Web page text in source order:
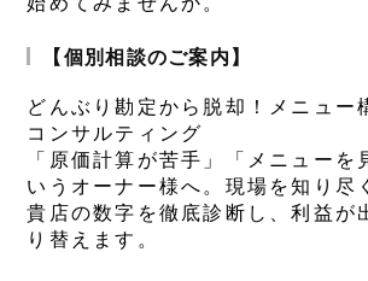
【個別相談のご案内】
どんぶり勘定から脱却！メニュー
コンサルティング
「原価計算が苦手」「メニューを
いうオーナー様へ。現場を知り尽
貴店の数字を徹底診断し、利益が
り替えます。